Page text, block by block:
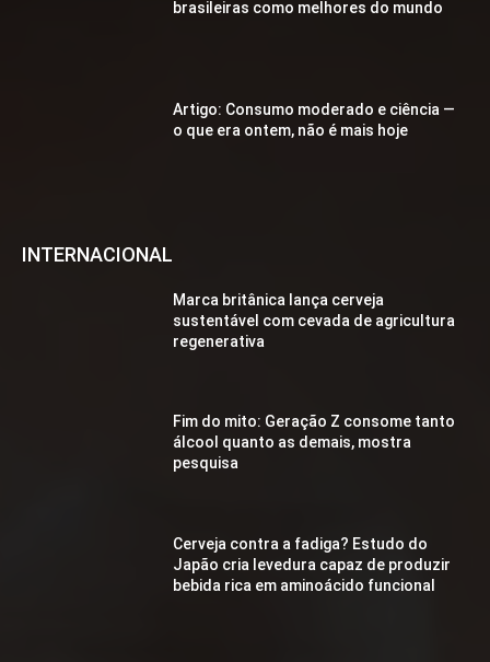
brasileiras como melhores do mundo
Artigo: Consumo moderado e ciência —
o que era ontem, não é mais hoje
INTERNACIONAL
Marca britânica lança cerveja
sustentável com cevada de agricultura
regenerativa
Fim do mito: Geração Z consome tanto
álcool quanto as demais, mostra
pesquisa
Cerveja contra a fadiga? Estudo do
Japão cria levedura capaz de produzir
bebida rica em aminoácido funcional